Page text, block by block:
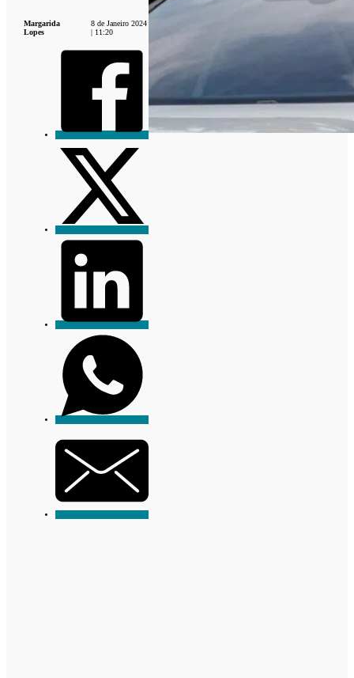
Margarida
Lopes
8 de Janeiro 2024
| 11:20